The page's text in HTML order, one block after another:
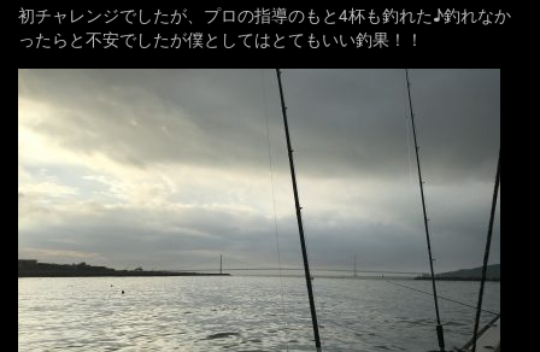
初チャレンジでしたが、プロの指導のもと4杯も釣れた♪釣れなか
ったらと不安でしたが僕としてはとてもいい釣果！！